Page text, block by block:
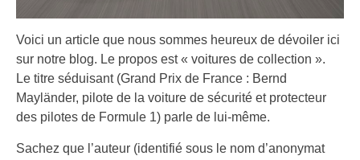
Voici un article que nous sommes heureux de dévoiler ici
sur notre blog. Le propos est « voitures de collection ».
Le titre séduisant (Grand Prix de France : Bernd
Mayländer, pilote de la voiture de sécurité et protecteur
des pilotes de Formule 1) parle de lui-même.
Sachez que l’auteur (identifié sous le nom d’anonymat